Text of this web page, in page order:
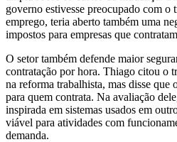
governo estivesse preocupado com o
emprego, teria aberto também uma
impostos para empresas que
O setor também defende maior
contratação por hora. Thiago citou o
na reforma trabalhista, mas disse que
para quem contrata. Na avaliação
inspirada em sistemas usados em
viável para atividades com
demanda.